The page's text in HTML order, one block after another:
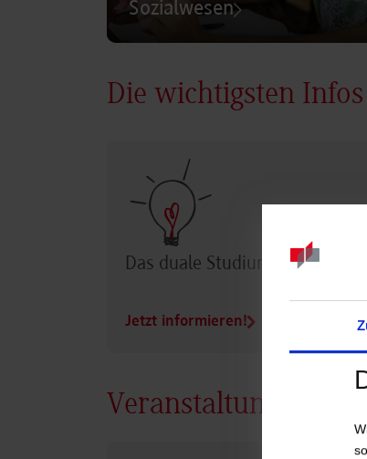
Sozialwesen
Die wichtigsten Infos
Das duale Studium im Überblick
Jetzt informieren!
Veranstaltungen